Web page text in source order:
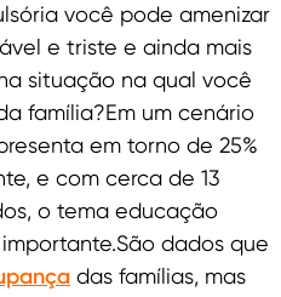
você pode amenizar
e triste e ainda mais
situação na qual você
família?Em um cenário
em torno de 25%
e com cerca de 13
o tema educação
dados que
das famílias, mas